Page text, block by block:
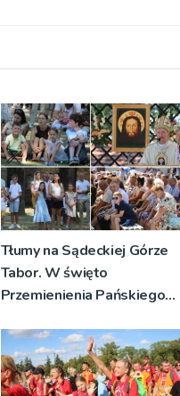
Tłumy na Sądeckiej Górze
Tabor. W święto
Przemienienia Pańskiego
znaczeniu Sakramentów
[ZDJĘCIA]